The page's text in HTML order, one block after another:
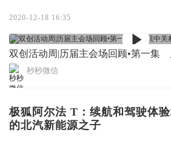
2020-12-18 16:35
双创活动周|历届主会场回顾•第一集
秒秒微信
极狐阿尔法 T：续航和驾驶体
的北汽新能源之子